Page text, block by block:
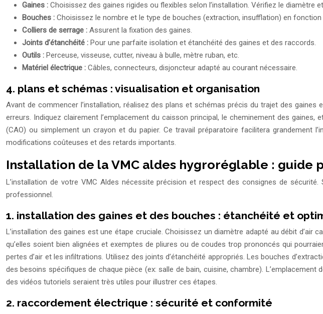
Gaines : Choisissez des gaines rigides ou flexibles selon l’installation. Vérifiez le diamètre
Bouches : Choisissez le nombre et le type de bouches (extraction, insufflation) en
Colliers de serrage : Assurent la fixation des gaines.
Joints d’étanchéité : Pour une parfaite isolation et étanchéité des gaines et des raccords.
Outils : Perceuse, visseuse, cutter, niveau à bulle, mètre ruban, etc.
Matériel électrique : Câbles, connecteurs, disjoncteur adapté au courant nécessaire.
4. plans et schémas : visualisation et organisation
Avant de commencer l’installation, réalisez des plans et schémas précis du trajet des gaines
erreurs. Indiquez clairement l’emplacement du caisson principal, le cheminement des
(CAO) ou simplement un crayon et du papier. Ce travail préparatoire facilitera grandement
modifications coûteuses et des retards importants.
Installation de la VMC aldes hygroréglable : guide
L’installation de votre VMC Aldes nécessite précision et respect des consignes de
professionnel.
1. installation des gaines et des bouches : étanchéité et
L’installation des gaines est une étape cruciale. Choisissez un diamètre adapté au débit d’air
qu’elles soient bien alignées et exemptes de pliures ou de coudes trop prononcés qui
pertes d’air et les infiltrations. Utilisez des joints d’étanchéité appropriés. Les bouches
des besoins spécifiques de chaque pièce (ex: salle de bain, cuisine, chambre).
des vidéos tutoriels seraient très utiles pour illustrer ces étapes.
2. raccordement électrique : sécurité et conformité